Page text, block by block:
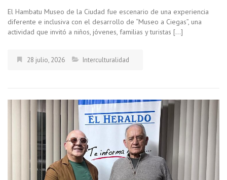
El Hambatu Museo de la Ciudad fue escenario de una experiencia
diferente e inclusiva con el desarrollo de “Museo a Ciegas”, una
actividad que invitó a niños, jóvenes, familias y turistas […]
28 julio, 2026 Interculturalidad